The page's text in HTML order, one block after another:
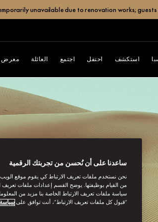
unavailable due to renovation works;
استكشف احتفل اجتمع العائلة معرض
ساعدنا على أن نُحسن من تجربتك الرقمية
نحن نستخدم ملفات تعريف الارتباط كي يقوم موقع الويب
من القيام بوظيفتها. يوضح القسم إعدادات ملفات تعريف
سياسة ملفات تعريف الارتباط الخاصة بنا مزيد من
“قبول كل ملفات تعريف الارتباط”، أنت توافق على